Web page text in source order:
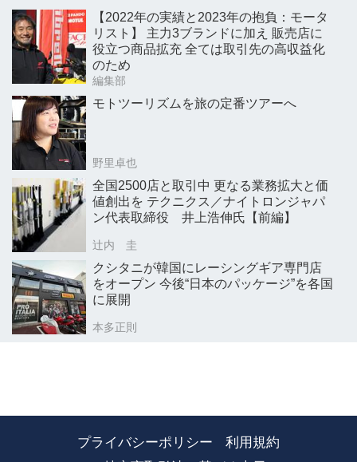
【2022年の実績と2023年の抱負：モータ
リスト】 主力3ブランドに加え 販売店に
役立つ商品拡充 全ては取引先の高収益化
のため
編集部
モトツーリズムを旅の定番ツアーへ
野里卓也
全国2500店と取引中 更なる業務拡大と価
値創出を テクニクス／ナイトロンジャパ
ン代表取締役 井上浩伸氏【前編】
辻内 圭
クシタニが韓国にレーシングギア専門店
をオープン 今後“日本のパッケージ”を各国
に展開
本多正則
プライバシーポリシー
利用規約